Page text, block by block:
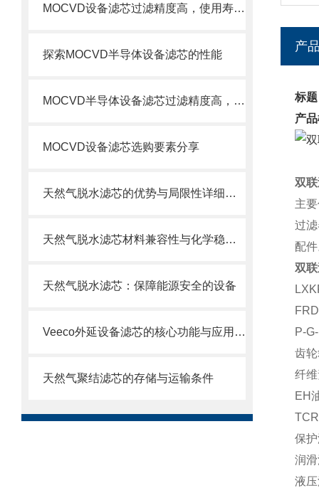
MOCVD设备滤芯过滤精度高，使用寿命长
探索MOCVD半导体设备滤芯的性能
MOCVD半导体设备滤芯过滤精度高，使用寿命长
MOCVD设备滤芯选购要素分享
天然气脱水滤芯的优势与局限性详细分析
天然气脱水滤芯材料兼容性与化学稳定性
天然气脱水滤芯：保障能源安全的设备
Veeco外延设备滤芯的核心功能与应用场景
天然气聚结滤芯的存储与运输条件
产
标
产
双
主
过
配
双
P-
齿
纤
EH
保
润
液